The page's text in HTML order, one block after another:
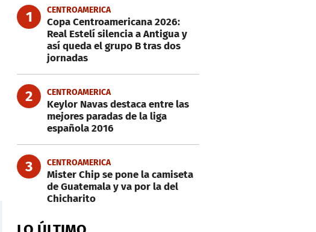
1 CENTROAMERICA
Copa Centroamericana 2026:
Real Estelí silencia a Antigua y
así queda el grupo B tras dos
jornadas
2 CENTROAMERICA
Keylor Navas destaca entre las
mejores paradas de la liga
española 2016
3 CENTROAMERICA
Mister Chip se pone la camiseta
de Guatemala y va por la del
Chicharito